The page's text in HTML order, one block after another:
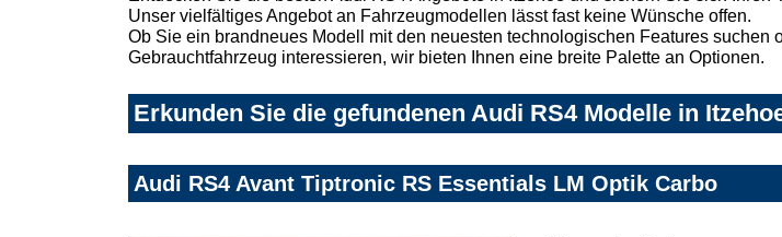
Unser vielfältiges Angebot an Fahrzeugmodellen lässt fast keine Wünsche offen.
Ob Sie ein brandneues Modell mit den neuesten technologischen Features
Gebrauchtfahrzeug interessieren, wir bieten Ihnen eine breite Palette an Optionen.
Erkunden Sie die gefundenen Audi RS4 Modelle in
Audi RS4 Avant Tiptronic RS Essentials LM Optik Carbo